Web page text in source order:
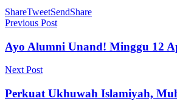
ShareTweetSendShare
Previous Post
Ayo Alumni Unand! Minggu 12
Next Post
Perkuat Ukhuwah Islamiyah,